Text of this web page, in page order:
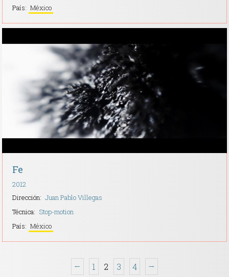
País: México
Fe
2012
Dirección: Juan Pablo Villegas
Técnica: Stop-motion
País: México
← 1 2 3 4 →